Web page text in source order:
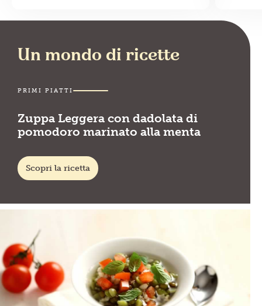
Un mondo di ricette
PRIMI PIATTI
Zuppa Leggera con dadolata di
pomodoro marinato alla menta
Scopri la ricetta